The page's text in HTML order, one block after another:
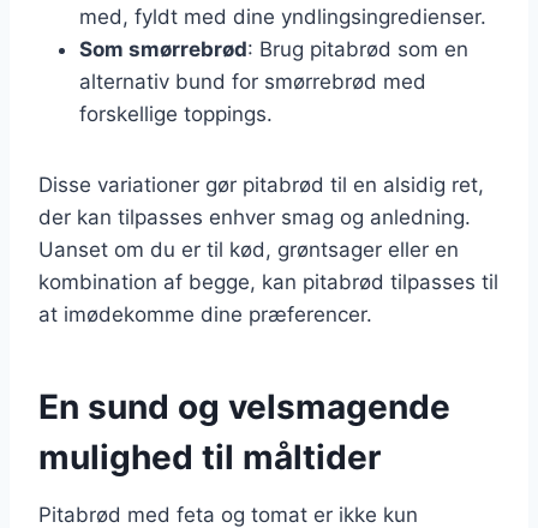
med, fyldt med dine yndlingsingredienser.
Som smørrebrød: Brug pitabrød som en
alternativ bund for smørrebrød med
forskellige toppings.
Disse variationer gør pitabrød til en alsidig ret,
der kan tilpasses enhver smag og anledning.
Uanset om du er til kød, grøntsager eller en
kombination af begge, kan pitabrød tilpasses til
at imødekomme dine præferencer.
En sund og velsmagende
mulighed til måltider
Pitabrød med feta og tomat er ikke kun